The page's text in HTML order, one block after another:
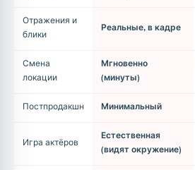
Отражения и
блики
Реальные, в кадре
Смена
локации
Мгновенно
(минуты)
Постпродакшн Минимальный
Игра актёров
Естественная
(видят окружение)